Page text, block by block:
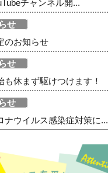
チャンネル開...
せ
のお知らせ
せ
も休まず駆けつけます！
せ
ナウイルス感染症対策に...